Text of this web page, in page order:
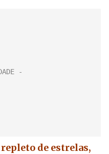
de estrelas,